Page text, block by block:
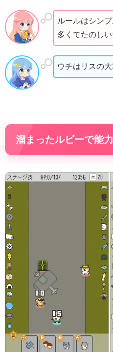
ルールはシン
多くてたのしい
ウチはリスの
溜まったルビーで能